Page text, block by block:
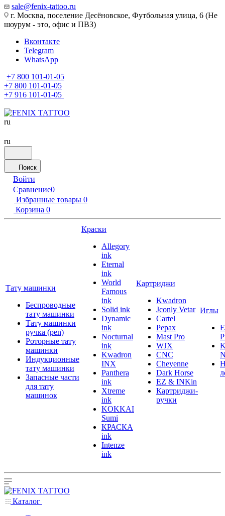
sale@fenix-tattoo.ru
г. Москва, поселение Десёновское, Футбольная улица, 6 (Не
шоурум - это, офис и ПВЗ)
Вконтакте
Telegram
WhatsApp
+7 800 101-01-05
+7 800 101-01-05
+7 916 101-01-05
ru
ru
Поиск
Войти
Сравнение0
Избранные товары 0
Корзина 0
Тату машинки
Беспроводные
тату машинки
Тату машинки
ручка (pen)
Роторные тату
машинки
Индукционные
тату машинки
Запасные части
для тату
машинок
Краски
Allegory
ink
Eternal
ink
World
Famous
ink
Solid ink
Dynamic
ink
Nocturnal
ink
Kwadron
INX
Panthera
ink
Xtreme
ink
KOKKAI
Sumi
КРАСКА
ink
Intenze
ink
Картриджи
Kwadron
Jconly Vetar
Cartel
Pepax
Mast Pro
WJX
CNC
Cheyenne
Dark Horse
EZ & INKin
Картриджи-
ручки
Иглы
Каталог